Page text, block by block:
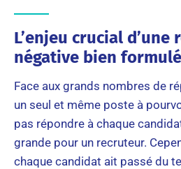
L’enjeu crucial d’une
négative bien
Face aux grands nombres de
un seul et même poste à
pas répondre à chaque
grande pour un recruteur.
chaque candidat ait passé du